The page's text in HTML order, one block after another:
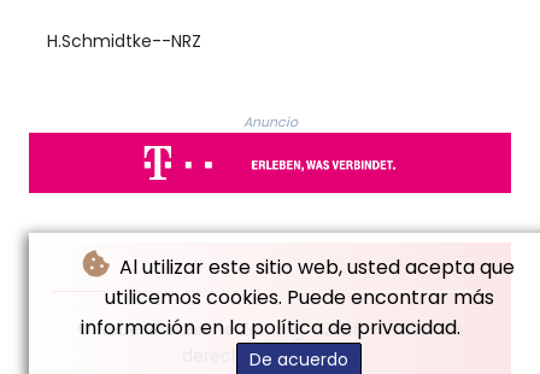
Al utilizar este sitio web, usted acepta que
utilicemos cookies. Puede encontrar más
información en la política de privacidad.
De acuerdo
H.Schmidtke--NRZ
Anuncio
© Neue Rheinische Zeitung - 2026 - Todos los
derechos reservados